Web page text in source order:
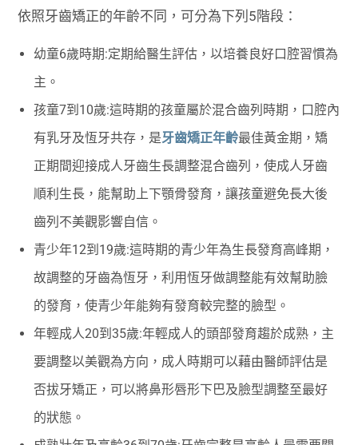
依照牙齒矯正的年齡不同，可分為下列5階段：
幼童6歲時期:定期給醫生評估，以培養良好口腔習慣為
主。
孩童7到10歲:這時期的孩童屬於混合齒列時期，口腔內
有乳牙及恆牙共存，是牙齒矯正年齡最佳黃金期，矯
正期間迎接成人牙齒生長調整混合齒列，使成人牙齒
順利生長，能幫助上下顎骨發育，讓孩童避免長大後
齒列不美觀影響自信。
青少年12到19歲:這時期的青少年為生長發育高峰期，
故調整的牙齒為恆牙，利用恆牙做調整能有效幫助臉
的發育，使青少年能夠有發育較完整的臉型。
年輕成人20到35歲:年輕成人的頭部發育趨於成熟，主
要調整以美觀為方向，成人時期可以藉由醫師評估是
否拔牙矯正，可以將鼻形唇形下巴及臉型調整至最好
的狀態。